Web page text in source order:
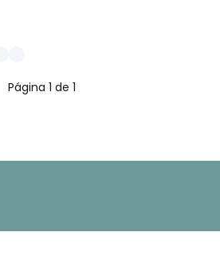
Página 1 de 1